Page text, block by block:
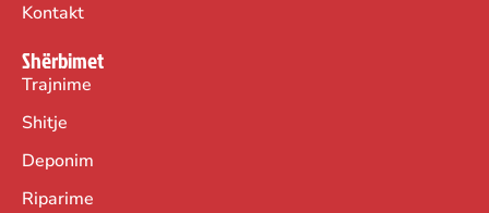
Kontakt
Shërbimet
Trajnime
Shitje
Deponim
Riparime